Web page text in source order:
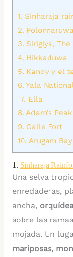
1. Sinharaja
2.
3. Sirigiya, The
4. Hikkaduwa
5. Kandy y el
6. Yala
7. Ella
8. Adam’s Peak
9. Galle Fort
10. Arugam Bay
1. Sinharaja
Una selva
enredaderas,
ancha,
sobre las
mojada. Un
mariposas,